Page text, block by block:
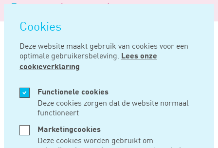
overslaan
Cookies
Deze website maakt gebruik van cookies voor een
optimale gebruikersbeleving. Lees onze
cookieverklaring
Functionele cookies
Deze cookies zorgen dat de website normaal
functioneert
Marketingcookies
Deze cookies worden gebruikt om
Logo
Noord
Negentig
Home Nieuws Overweeg om dividend uit te keren
NOV 09, 2015
OVERWEEG OM
DIVIDEND UIT TE